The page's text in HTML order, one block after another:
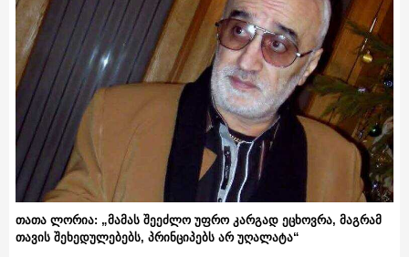
თათა ლორია: „მამას შეეძლო უფრო კარგად ეცხოვრა, მაგრამ
თავის შეხედულებებს, პრინციპებს არ უღალატა“